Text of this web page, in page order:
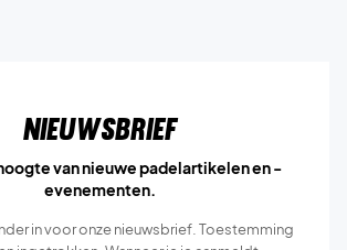
Nieuwsbrief
van nieuwe padelartikelen en -
evenementen.
in voor onze nieuwsbrief. Toestemming